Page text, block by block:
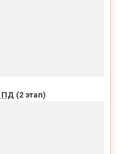
ПД (2 этап)